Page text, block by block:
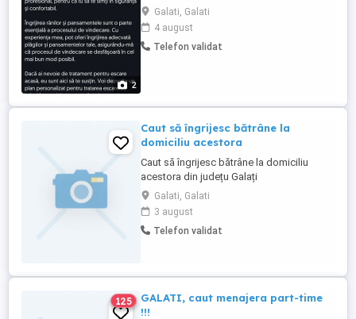
2
venos,subcutanat,îngrijire plăgi,schimbare
sonda vezicala,,va stau la dispoziție.
Galati, Galati
4 august
Telefon validat
Caut să îngrijesc bătrâne la
domiciliu acestora
Caut să îngrijesc bătrâne la domiciliu
acestora din județu Galați
Galati, Galati
3 august
Telefon validat
125
GALATI, caut menajera part-time
!!!